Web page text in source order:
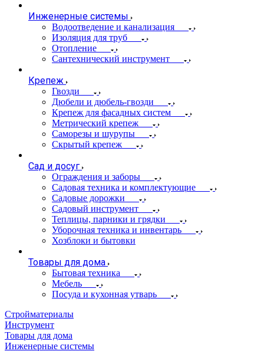
Инженерные системы
Водоотведение и канализация
Изоляция для труб
Отопление
Сантехнический инструмент
Крепеж
Гвозди
Дюбели и дюбель-гвозди
Крепеж для фасадных систем
Метрический крепеж
Саморезы и шурупы
Скрытый крепеж
Сад и досуг
Ограждения и заборы
Садовая техника и комплектующие
Садовые дорожки
Садовый инструмент
Теплицы, парники и грядки
Уборочная техника и инвентарь
Хозблоки и бытовки
Товары для дома
Бытовая техника
Мебель
Посуда и кухонная утварь
Стройматериалы
Инструмент
Товары для дома
Инженерные системы